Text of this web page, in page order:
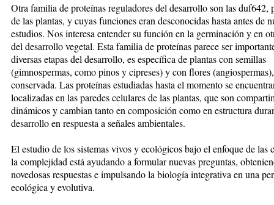
Otra familia de proteínas reguladores del desarrollo son las duf642,
de las plantas, y cuyas funciones eran desconocidas hasta antes de
estudios. Nos interesa entender su función en la germinación y en
del desarrollo vegetal. Esta familia de proteínas parece ser
diversas etapas del desarrollo, es específica de plantas con semillas
(gimnospermas, como pinos y cipreses) y con flores
conservada. Las proteínas estudiadas hasta el momento se
localizadas en las paredes celulares de las plantas, que son
dinámicos y cambian tanto en composición como en estructura
desarrollo en respuesta a señales ambientales.
El estudio de los sistemas vivos y ecológicos bajo el enfoque de las
la complejidad está ayudando a formular nuevas preguntas,
novedosas respuestas e impulsando la biología integrativa en una
ecológica y evolutiva.